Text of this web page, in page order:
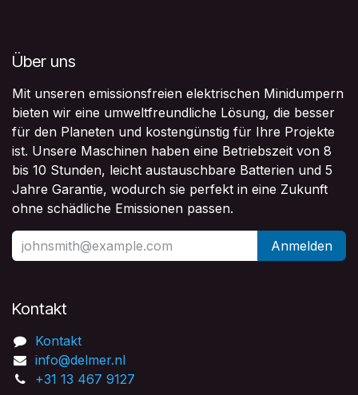
Über uns
Mit unseren emissionsfreien elektrischen Minidumpern
bieten wir eine umweltfreundliche Lösung, die besser
für den Planeten und kostengünstig für Ihre Projekte
ist. Unsere Maschinen haben eine Betriebszeit von 8
bis 10 Stunden, leicht austauschbare Batterien und 5
Jahre Garantie, wodurch sie perfekt in eine Zukunft
ohne schädliche Emissionen passen.
Anmelden
Kontakt​
Kontakt
info@delmer.nl
+31 13 467 9127